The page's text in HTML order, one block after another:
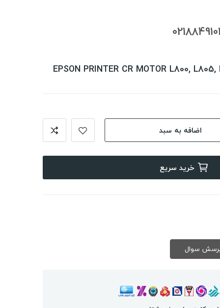
EPSON PRINTER CR MOTOR L800,
اضافه به سبد
خرید سریع